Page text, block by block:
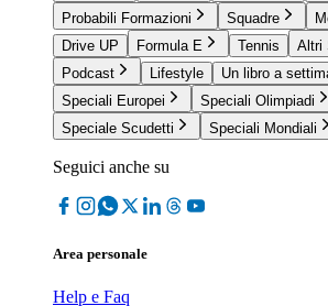
Probabili Formazioni
Squadre
Drive UP
Formula E Tennis Altri
Podcast
Lifestyle
Un libro a
Speciali Europei
Speciali Olimpiadi
Speciale Scudetti
Speciali Mondiali
Seguici anche su
Area personale
Help e Faq